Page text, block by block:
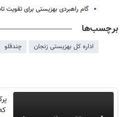
گام راهبردی بهزیستی برای تقویت
برچسب‌ها
اداره کل بهزیستی زنجان چندقلو